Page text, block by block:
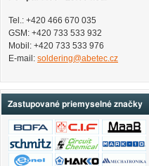
Tel.: +420 466 670 035
GSM: +420 733 533 932
Mobil: +420 733 533 976
E-mail: soldering@abetec.cz
Zastupované priemyselné značky